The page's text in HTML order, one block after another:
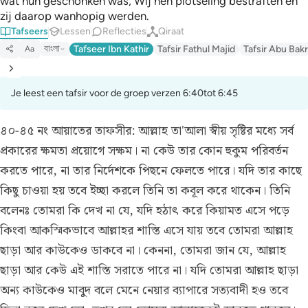
zij daarop wanhopig werden.
Tafseers Lessen Reflecties Qiraat
Aa বাংলা Tafseer Ibn Kathir Tafsir Fathul Majid Tafsir Abu
Je leest een tafsir voor de groep verzen 6:40tot 6:45
৪০-৪৫ নং আয়াতের তাফসীর:আল্লাহ তা'আলা স্বীয় সৃষ্টির মধ্যে সর্ব
প্রকারের ক্ষমতা প্রয়োগে সক্ষম। না কেউ তার কোন হুকুম পরিবর্তন
করতে পারে, না তার নির্দেশকে পিছনে ফেলতে পারে। যদি তার কাছে
কিছু চাওয়া হয় তবে ইচ্ছা করলে তিনি তা কবূল করে থাকেন। তিনি
বলেনঃ তোমরা কি দেখ না যে, যদি হঠাৎ করে কিয়ামত এসে পড়ে
কিংবা আকস্মিকভাবে আল্লাহর শাস্তি এসে যায় তবে তোমরা আল্লাহ
ছাড়া আর কাউকেও ডাকবে না। কেননা, তোমরা জান যে, আল্লাহ
ছাড়া আর কেউ এই শাস্তি সরাতে পারে না। যদি তোমরা আল্লাহ ছাড়া
অন্য কাউকেও মাবুদ বলে মেনে নেয়ার ব্যাপারে সত্যবাদী হও তবে